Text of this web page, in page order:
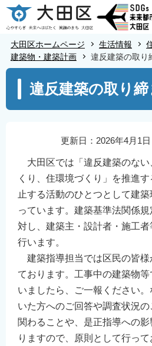
こ
の
ジ
大田区ホームページ 生活情報
建築物・建築計画
違反建築の取り
こ
違反建築の取り
更新日：2026年4月1日
大田区では「違反建築のない
くり、住環境づくり」を推進
止する活動のひとつとして建
っています。建築基準法関係
対し、建築主・設計者・施工
行います。
建築指導担当では区民の皆様
ております。工事中の建築物
いましたら、ご一報ください
いた方へのご回答や調査状況
関わることや、是正指導への
りますので、原則として行って